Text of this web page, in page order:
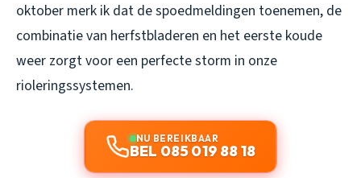
oktober merk ik dat de spoedmeldingen toenemen, de
combinatie van herfstbladeren en het eerste koude
weer zorgt voor een perfecte storm in onze
rioleringssystemen.
NU BEREIKBAAR
BEL 085 019 88 18